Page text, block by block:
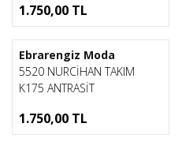
1.750,00 TL
1
Ebrarengiz Moda
5520 NURCİHAN TAKIM
K175 ANTRASİT
1.750,00 TL
1